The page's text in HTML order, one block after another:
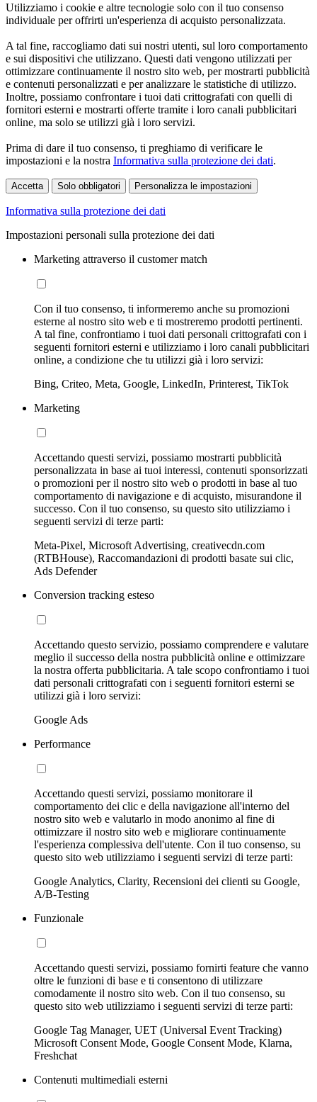
Utilizziamo i cookie e altre tecnologie solo con il tuo consenso
individuale per offrirti un'esperienza di acquisto personalizzata.
A tal fine, raccogliamo dati sui nostri utenti, sul loro comportamento
e sui dispositivi che utilizzano. Questi dati vengono utilizzati per
ottimizzare continuamente il nostro sito web, per mostrarti pubblicità
e contenuti personalizzati e per analizzare le statistiche di utilizzo.
Inoltre, possiamo confrontare i tuoi dati crittografati con quelli di
fornitori esterni e mostrarti offerte tramite i loro canali pubblicitari
online, ma solo se utilizzi già i loro servizi.
Prima di dare il tuo consenso, ti preghiamo di verificare le
impostazioni e la nostra Informativa sulla protezione dei dati.
Accetta Solo obbligatori Personalizza le impostazioni
Informativa sulla protezione dei dati
Impostazioni personali sulla protezione dei dati
Marketing attraverso il customer match
Con il tuo consenso, ti informeremo anche su promozioni
esterne al nostro sito web e ti mostreremo prodotti pertinenti.
A tal fine, confrontiamo i tuoi dati personali crittografati con i
seguenti fornitori esterni e utilizziamo i loro canali pubblicitari
online, a condizione che tu utilizzi già i loro servizi:
Bing, Criteo, Meta, Google, LinkedIn, Printerest, TikTok
Marketing
Accettando questi servizi, possiamo mostrarti pubblicità
personalizzata in base ai tuoi interessi, contenuti sponsorizzati
o promozioni per il nostro sito web o prodotti in base al tuo
comportamento di navigazione e di acquisto, misurandone il
successo. Con il tuo consenso, su questo sito utilizziamo i
seguenti servizi di terze parti:
Meta-Pixel, Microsoft Advertising, creativecdn.com
(RTBHouse), Raccomandazioni di prodotti basate sui clic,
Ads Defender
Conversion tracking esteso
Accettando questo servizio, possiamo comprendere e valutare
meglio il successo della nostra pubblicità online e ottimizzare
la nostra offerta pubblicitaria. A tale scopo confrontiamo i tuoi
dati personali crittografati con i seguenti fornitori esterni se
utilizzi già i loro servizi:
Google Ads
Performance
Accettando questi servizi, possiamo monitorare il
comportamento dei clic e della navigazione all'interno del
nostro sito web e valutarlo in modo anonimo al fine di
ottimizzare il nostro sito web e migliorare continuamente
l'esperienza complessiva dell'utente. Con il tuo consenso, su
questo sito web utilizziamo i seguenti servizi di terze parti:
Google Analytics, Clarity, Recensioni dei clienti su Google,
A/B-Testing
Funzionale
Accettando questi servizi, possiamo fornirti feature che vanno
oltre le funzioni di base e ti consentono di utilizzare
comodamente il nostro sito web. Con il tuo consenso, su
questo sito web utilizziamo i seguenti servizi di terze parti:
Google Tag Manager, UET (Universal Event Tracking)
Microsoft Consent Mode, Google Consent Mode, Klarna,
Freshchat
Contenuti multimediali esterni